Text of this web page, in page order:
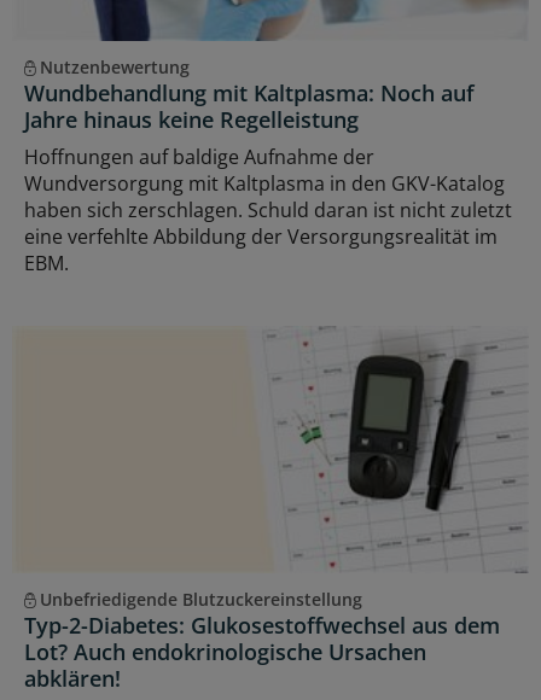
Nutzenbewertung
Wundbehandlung mit Kaltplasma: Noch auf
Jahre hinaus keine Regelleistung
Hoffnungen auf baldige Aufnahme der
Wundversorgung mit Kaltplasma in den GKV-Katalog
haben sich zerschlagen. Schuld daran ist nicht zuletzt
eine verfehlte Abbildung der Versorgungsrealität im
EBM.
Unbefriedigende Blutzuckereinstellung
Typ-2-Diabetes: Glukosestoffwechsel aus dem
Lot? Auch endokrinologische Ursachen
abklären!